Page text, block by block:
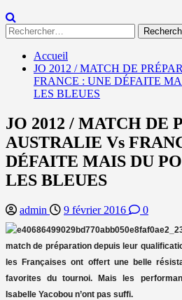
Rechercher :
Accueil
JO 2012 / MATCH DE
FRANCE : UNE DÉFAITE
LES BLEUES
JO 2012 / MATCH DE
AUSTRALIE Vs
DÉFAITE MAIS DU
LES BLEUES
admin 9 février 2016 0
match de préparation depuis leur
les Françaises ont offert une belle
favorites du tournoi. Mais les
Isabelle Yacobou n’ont pas suffi.